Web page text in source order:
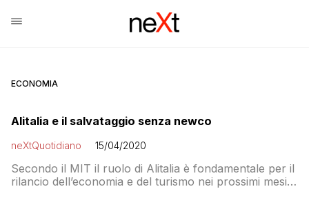
ECONOMIA
Alitalia e il salvataggio senza newco
neXtQuotidiano 15/04/2020
Secondo il MIT il ruolo di Alitalia è fondamentale per il
rilancio dell’economia e del turismo nei prossimi mesi e